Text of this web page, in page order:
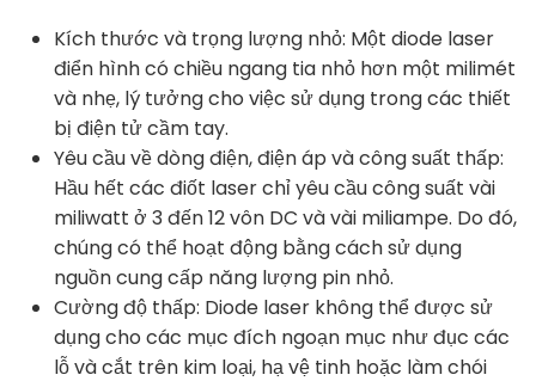
Kích thước và trọng lượng nhỏ: Một diode laser
điển hình có chiều ngang tia nhỏ hơn một milimét
và nhẹ, lý tưởng cho việc sử dụng trong các thiết
bị điện tử cầm tay.
Yêu cầu về dòng điện, điện áp và công suất thấp:
Hầu hết các điốt laser chỉ yêu cầu công suất vài
miliwatt ở 3 đến 12 vôn DC và vài miliampe. Do đó,
chúng có thể hoạt động bằng cách sử dụng
nguồn cung cấp năng lượng pin nhỏ.
Cường độ thấp: Diode laser không thể được sử
dụng cho các mục đích ngoạn mục như đục các
lỗ và cắt trên kim loại, hạ vệ tinh hoặc làm chói